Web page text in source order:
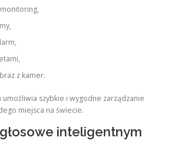
z kamer.
umożliwia szybkie i wygodne zarządzanie
miejsca na świecie.
inteligentnym